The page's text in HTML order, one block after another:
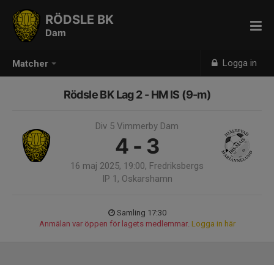
Matcher Logga in
RÖDSLE BK
Dam
Rödsle BK Lag 2 - HM IS (9-m)
Div 5 Vimmerby Dam
4 - 3
16 maj 2025, 19:00, Fredriksbergs
IP 1, Oskarshamn
Samling 17:30
Anmälan var öppen för lagets medlemmar. Logga in här